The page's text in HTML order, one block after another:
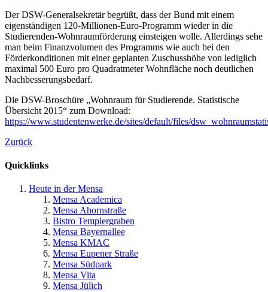
Der DSW-Generalsekretär begrüßt, dass der Bund mit einem
eigenständigen 120-Millionen-Euro-Programm wieder in die
Studierenden-Wohnraumförderung einsteigen wolle. Allerdings sehe
man beim Finanzvolumen des Programms wie auch bei den
Förderkonditionen mit einer geplanten Zuschusshöhe von lediglich
maximal 500 Euro pro Quadratmeter Wohnfläche noch deutlichen
Nachbesserungsbedarf.
Die DSW-Broschüre „Wohnraum für Studierende. Statistische
Übersicht 2015“ zum Download:
https://www.studentenwerke.de/sites/default/files/
Zurück
Quicklinks
Heute in der Mensa
Mensa Academica
Mensa Ahornstraße
Bistro Templergraben
Mensa Bayernallee
Mensa KMAC
Mensa Eupener Straße
Mensa Südpark
Mensa Vita
Mensa Jülich